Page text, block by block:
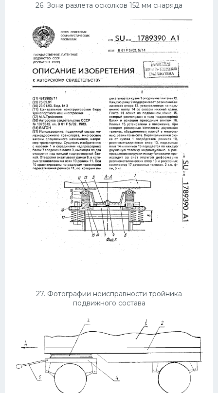
26. Зона разлета осколков 152 мм снаряда
27. Фотографии неисправности тройника
подвижного состава